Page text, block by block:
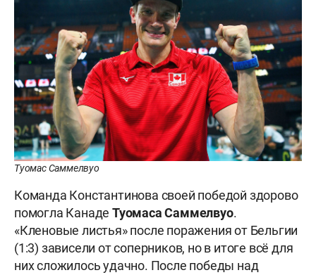
Туомас Саммелвуо
Команда Константинова своей победой здорово
помогла Канаде Туомаса Саммелвуо.
«Кленовые листья» после поражения от Бельгии
(1:3) зависели от соперников, но в итоге всё для
них сложилось удачно. После победы над